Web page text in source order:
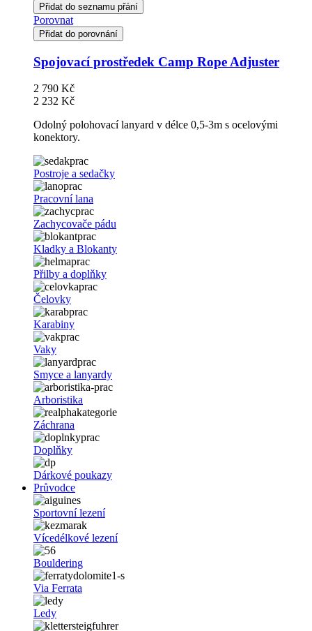
Přidat do seznamu přání
Porovnat
Přidat do porovnání
Spojovací prostředek Camp Rope Adjuster
2 790 Kč
2 232 Kč
Odolný polohovací lanyard v délce 0,5-3m s ocelovými
konektory.
Postroje a sedačky
Pracovní lana
Zachycovače pádu
Kladky a Blokanty
Přilby a doplňky
Čelovky
Karabiny
Vaky
Smyce a lanyardy
Arboristika
Záchrana
Doplňky
Dárkové poukazy
Průvodce
Sportovní lezení
Vícedélkové lezení
Bouldering
Via Ferrata
Ledy